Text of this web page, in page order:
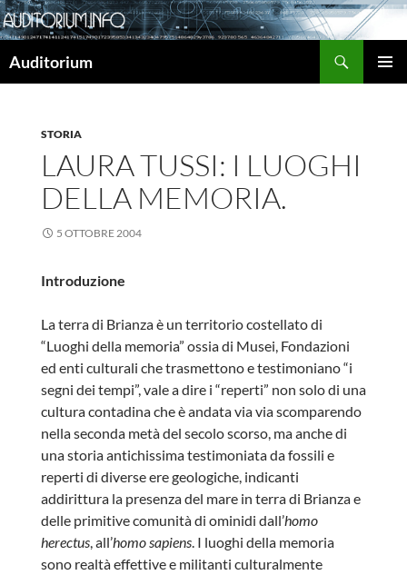
Auditorium
STORIA
LAURA TUSSI: I LUOGHI
DELLA MEMORIA.
5 OTTOBRE 2004
Introduzione
La terra di Brianza è un territorio costellato di
“Luoghi della memoria” ossia di Musei, Fondazioni
ed enti culturali che trasmettono e testimoniano “i
segni dei tempi”, vale a dire i “reperti” non solo di una
cultura contadina che è andata via via scomparendo
nella seconda metà del secolo scorso, ma anche di
una storia antichissima testimoniata da fossili e
reperti di diverse ere geologiche, indicanti
addirittura la presenza del mare in terra di Brianza e
delle primitive comunità di ominidi dall’homo
herectus, all’homo sapiens. I luoghi della memoria
sono realtà effettive e militanti culturalmente